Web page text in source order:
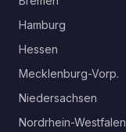
Hamburg
Hessen
Mecklenburg-Vorp.
Niedersachsen
Nordrhein-Westfalen